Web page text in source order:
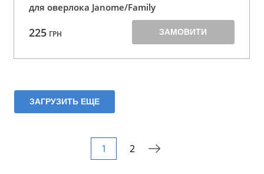
для оверлока Janome/Family
225 ГРН ЗАМОВИТИ
ЗАГРУЗИТЬ ЕЩЕ
1 2